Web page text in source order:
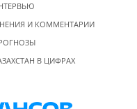
И КОММЕНТАРИИ
В ЦИФРАХ